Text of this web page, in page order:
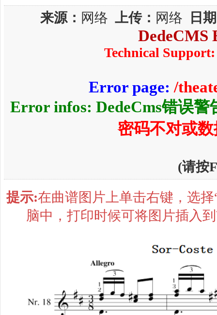
来源： 网络 上传： 网络 日
Technical
Error page: /
Error infos: DedeCms错误警
密码不对或
(请按
提示:在曲谱图片上单击右键，选
脑中，打印时候可将图片插入